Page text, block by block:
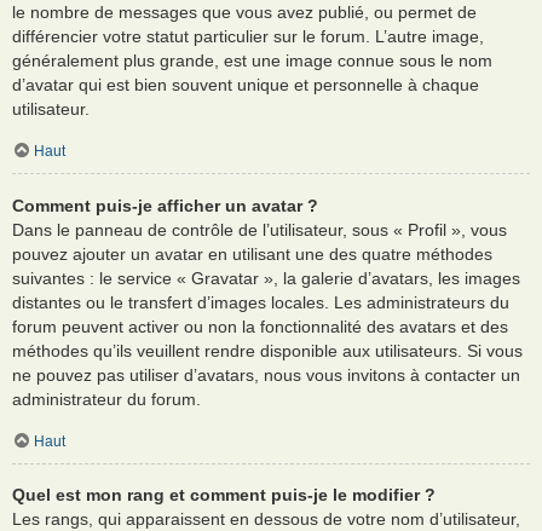
le nombre de messages que vous avez publié, ou permet de
différencier votre statut particulier sur le forum. L’autre image,
généralement plus grande, est une image connue sous le nom
d’avatar qui est bien souvent unique et personnelle à chaque
utilisateur.
Haut
Comment puis-je afficher un avatar ?
Dans le panneau de contrôle de l’utilisateur, sous « Profil », vous
pouvez ajouter un avatar en utilisant une des quatre méthodes
suivantes : le service « Gravatar », la galerie d’avatars, les images
distantes ou le transfert d’images locales. Les administrateurs du
forum peuvent activer ou non la fonctionnalité des avatars et des
méthodes qu’ils veuillent rendre disponible aux utilisateurs. Si vous
ne pouvez pas utiliser d’avatars, nous vous invitons à contacter un
administrateur du forum.
Haut
Quel est mon rang et comment puis-je le modifier ?
Les rangs, qui apparaissent en dessous de votre nom d’utilisateur,